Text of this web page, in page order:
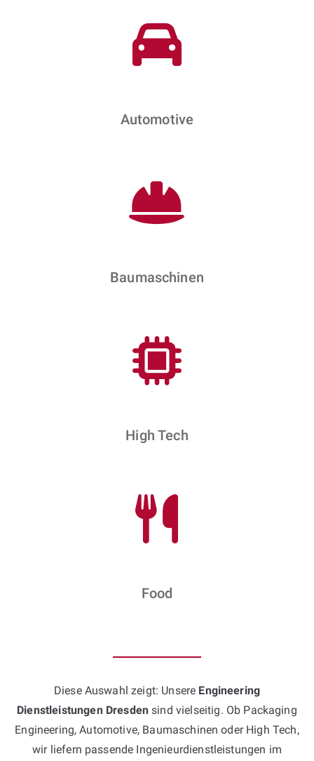
Automotive
Baumaschinen
High Tech
Food
Diese Auswahl zeigt: Unsere Engineering
Dienstleistungen Dresden sind vielseitig. Ob Packaging
Engineering, Automotive, Baumaschinen oder High Tech,
wir liefern passende Ingenieurdienstleistungen im